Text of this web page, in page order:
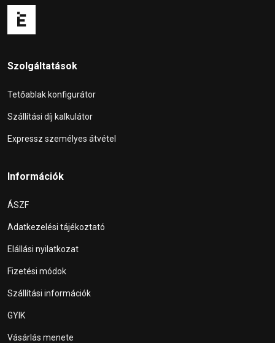
Szolgáltatások
Tetőablak konfigurátor
Szállítási díj kalkulátor
Expressz személyes átvétel
Információk
ÁSZF
Adatkezelési tájékoztató
Elállási nyilatkozat
Fizetési módok
Szállítási információk
GYIK
Vásárlás menete